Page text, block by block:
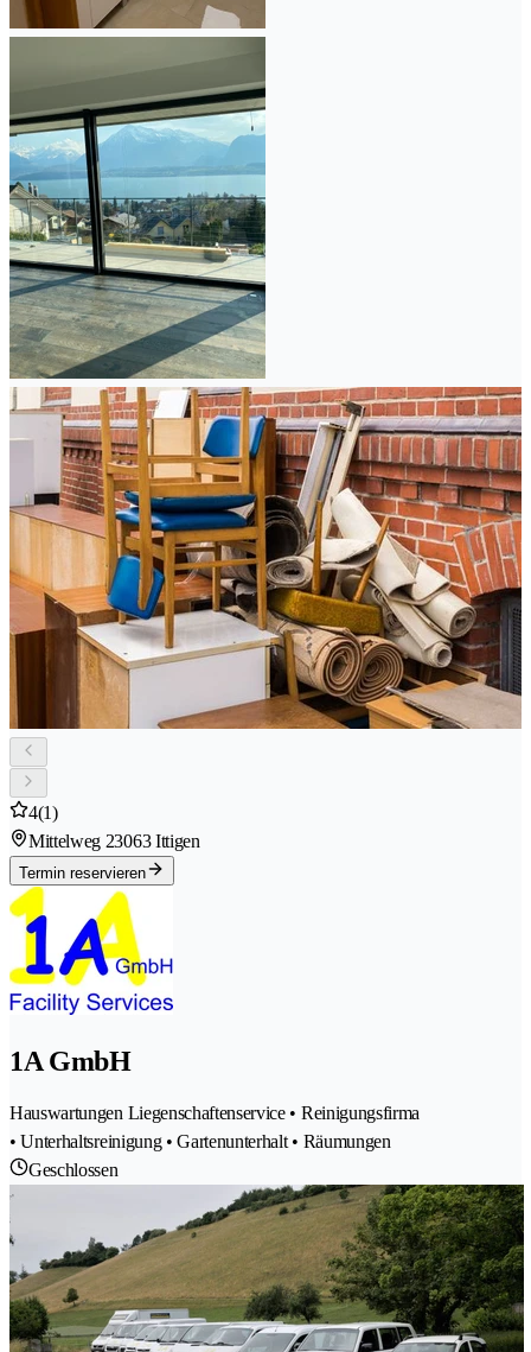
4(1)
Mittelweg 23063 Ittigen
Termin reservieren
1A GmbH
Hauswartungen Liegenschaftenservice • Reinigungsfirma
• Unterhaltsreinigung • Gartenunterhalt • Räumungen
Geschlossen